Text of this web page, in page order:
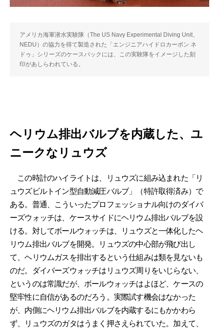
アメリカ海軍潜水実験隊（The US Navy Experimental Diving Unit、
NEDU）の協力を得て製造された「エンジニアハイドロカーボン ネ
ドゥ」シリーズのケースバックには、この実験隊をイメージした刻
印があしらわれている。
ヘリウム排出バルブを内蔵した、ユ
ニークなリュウズ
この時計のハイライトは、リュウズに組み込まれた「リ
ュウズビルトイン型自動減圧バルブ」（特許取得済み）で
ある。普通、こういったプロフェッショナル向けのダイバ
ーズウォッチは、ケースサイドにヘリウム排出バルブを設
ける。対してボールウォッチは、リュウズと一体化したヘ
リウム排出バルブを開発。リュウズの中心部が飛び出し
て、ヘリウムガスを排出するという仕組みは類を見ないも
のだ。ダイバーズウォッチはリュウズ周りをいじらない、
というのは常識だが、ボールウォッチはよほど、ケースの
堅牢性に自信があるのだろう。実際試す機会はなかった
が、内側にヘリウム排出バルブを内蔵するにもかかわら
ず、リュウズのガタはうまく押さえられていた。加えて、